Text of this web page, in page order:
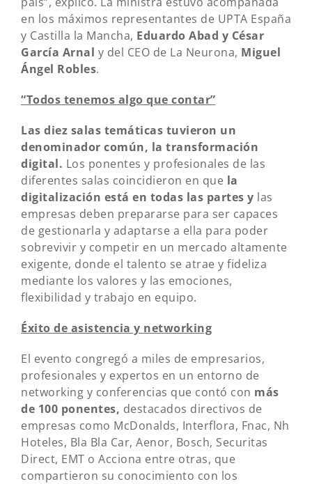
en los máximos representantes de UPTA España
y Castilla la Mancha, Eduardo Abad y César
García Arnal y del CEO de La Neurona, Miguel
Ángel Robles.
“Todos tenemos algo que contar”
Las diez salas temáticas tuvieron un
denominador común, la transformación
digital. Los ponentes y profesionales de las
diferentes salas coincidieron en que la
digitalización está en todas las partes y las
empresas deben prepararse para ser capaces
de gestionarla y adaptarse a ella para poder
sobrevivir y competir en un mercado altamente
exigente, donde el talento se atrae y fideliza
mediante los valores y las emociones,
flexibilidad y trabajo en equipo.
Éxito de asistencia y networking
El evento congregó a miles de empresarios,
profesionales y expertos en un entorno de
networking y conferencias que contó con más
de 100 ponentes, destacados directivos de
empresas como McDonalds, Interflora, Fnac, Nh
Hoteles, Bla Bla Car, Aenor, Bosch, Securitas
Direct, EMT o Acciona entre otras, que
compartieron su conocimiento con los